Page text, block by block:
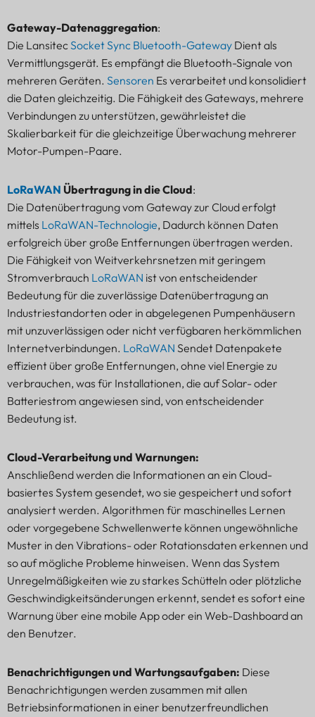
Gateway-Datenaggregation:
Die LansitecSocket Sync Bluetooth-Gateway Dient als
Vermittlungsgerät. Es empfängt die Bluetooth-Signale von
mehreren Geräten. Sensoren Es verarbeitet und konsolidiert
die Daten gleichzeitig. Die Fähigkeit des Gateways, mehrere
Verbindungen zu unterstützen, gewährleistet die
Skalierbarkeit für die gleichzeitige Überwachung mehrerer
Motor-Pumpen-Paare.
LoRaWAN Übertragung in die Cloud:
Die Datenübertragung vom Gateway zur Cloud erfolgt
mittels LoRaWAN-Technologie, Dadurch können Daten
erfolgreich über große Entfernungen übertragen werden.
Die Fähigkeit von Weitverkehrsnetzen mit geringem
Stromverbrauch LoRaWAN ist von entscheidender
Bedeutung für die zuverlässige Datenübertragung an
Industriestandorten oder in abgelegenen Pumpenhäusern
mit unzuverlässigen oder nicht verfügbaren herkömmlichen
Internetverbindungen. LoRaWAN Sendet Datenpakete
effizient über große Entfernungen, ohne viel Energie zu
verbrauchen, was für Installationen, die auf Solar- oder
Batteriestrom angewiesen sind, von entscheidender
Bedeutung ist.
Cloud-Verarbeitung und Warnungen:
Anschließend werden die Informationen an ein Cloud-
basiertes System gesendet, wo sie gespeichert und sofort
analysiert werden. Algorithmen für maschinelles Lernen
oder vorgegebene Schwellenwerte können ungewöhnliche
Muster in den Vibrations- oder Rotationsdaten erkennen und
so auf mögliche Probleme hinweisen. Wenn das System
Unregelmäßigkeiten wie zu starkes Schütteln oder plötzliche
Geschwindigkeitsänderungen erkennt, sendet es sofort eine
Warnung über eine mobile App oder ein Web-Dashboard an
den Benutzer.
Benachrichtigungen und Wartungsaufgaben: Diese
Benachrichtigungen werden zusammen mit allen
Betriebsinformationen in einer benutzerfreundlichen